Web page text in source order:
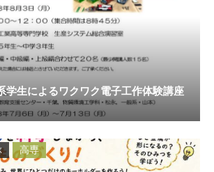
学生によるワクワク電子工作体験講座
高専